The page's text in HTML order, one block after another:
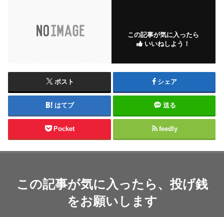
この記事が気に入ったら
いいねしよう！
ポスト シェア
はてブ 送る
Pocket feedly
この記事が気に入ったら、投げ銭
をお願いします